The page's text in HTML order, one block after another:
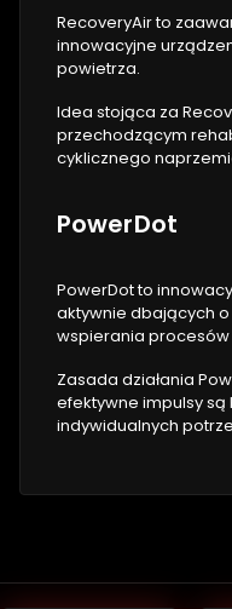
RecoveryAir to
innowacyjne
powietrza.
Idea stojąca za
przechodzącym
cyklicznego
PowerDot
PowerDot to
aktywnie dbających
wspierania procesów
Zasada działania
efektywne impulsy
indywidualnych